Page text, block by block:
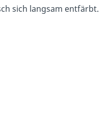
sich langsam entfärbt.